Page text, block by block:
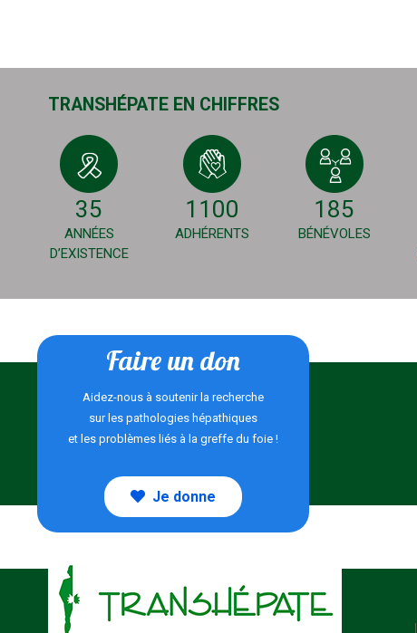
TRANSHÉPATE EN CHIFFRES
35
ANNÉES
D’EXISTENCE
1100
ADHÉRENTS
185
BÉNÉVOLES
Faire un don
Aidez-nous à soutenir la recherche
sur les pathologies hépathiques
et les problèmes liés à la greffe du foie !
Je donne